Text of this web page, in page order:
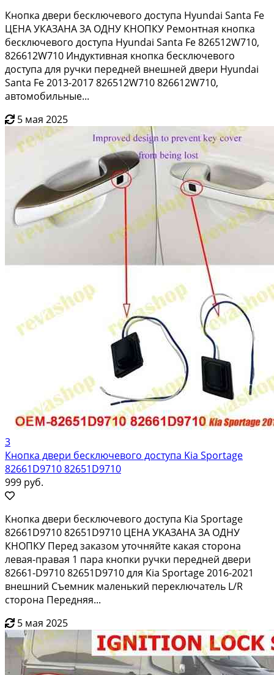
Кнопка двери бесключевого доступа Hyundai Santa Fe
ЦЕНА УКАЗАНА ЗА ОДНУ КНОПКУ Ремонтная кнопка
бесключевого доступа Hyundai Santa Fe 826512W710,
826612W710 Индуктивная кнопка бесключевого
доступа для ручки передней внешней двери Hyundai
Santa Fe 2013-2017 826512W710 826612W710,
автомобильные...
5 мая 2025
3
Кнопка двери бесключевого доступа Kia Sportage
82661D9710 82651D9710
999 руб.
Кнопка двери бесключевого доступа Kia Sportage
82661D9710 82651D9710 ЦЕНА УКАЗАНА ЗА ОДНУ
КНОПКУ Перед заказом уточняйте какая сторона
левая-правая 1 пара кнопки ручки передней двери
82661-D9710 82651D9710 для Kia Sportage 2016-2021
внешний Съемник маленький переключатель L/R
сторона Передняя...
5 мая 2025